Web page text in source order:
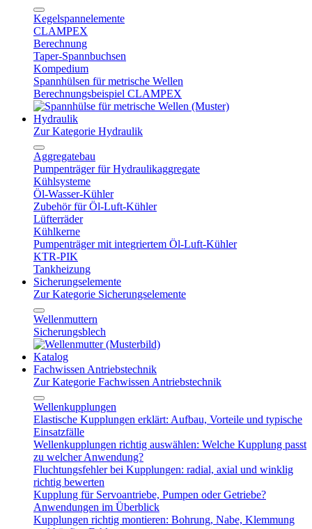
Kegelspannelemente
CLAMPEX
Berechnung
Taper-Spannbuchsen
Kompedium
Spannhülsen für metrische Wellen
Berechnungsbeispiel CLAMPEX
Hydraulik
Zur Kategorie Hydraulik
Aggregatebau
Pumpenträger für Hydraulikaggregate
Kühlsysteme
Öl-Wasser-Kühler
Zubehör für Öl-Luft-Kühler
Lüfterräder
Kühlkerne
Pumpenträger mit integriertem Öl-Luft-Kühler
KTR-PIK
Tankheizung
Sicherungselemente
Zur Kategorie Sicherungselemente
Wellenmuttern
Sicherungsblech
Katalog
Fachwissen Antriebstechnik
Zur Kategorie Fachwissen Antriebstechnik
Wellenkupplungen
Elastische Kupplungen erklärt: Aufbau, Vorteile und typische
Einsatzfälle
Wellenkupplungen richtig auswählen: Welche Kupplung passt
zu welcher Anwendung?
Fluchtungsfehler bei Kupplungen: radial, axial und winklig
richtig bewerten
Kupplung für Servoantriebe, Pumpen oder Getriebe?
Anwendungen im Überblick
Kupplungen richtig montieren: Bohrung, Nabe, Klemmung